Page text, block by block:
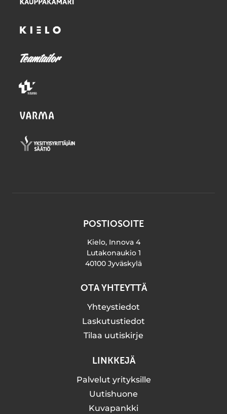
POSTIOSOITE
Kielo, Innova 4
Lutakonaukio 1
40100 Jyväskylä
OTA YHTEYTTÄ
Yhteystiedot
Laskutustiedot
Tilaa uutiskirje
LINKKEJÄ
Palvelut yrityksille
Uutishuone
Kuvapankki